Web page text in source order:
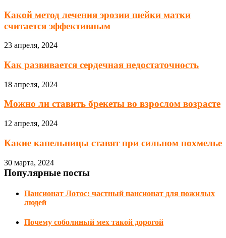
Какой метод лечения эрозии шейки матки
считается эффективным
23 апреля, 2024
Как развивается сердечная недостаточность
18 апреля, 2024
Можно ли ставить брекеты во взрослом возрасте
12 апреля, 2024
Какие капельницы ставят при сильном похмелье
30 марта, 2024
Популярные посты
Пансионат Лотос: частный пансионат для пожилых
людей
Почему соболиный мех такой дорогой